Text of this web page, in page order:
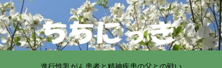
進行性乳がん患者と精神疾患の父との戦い